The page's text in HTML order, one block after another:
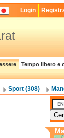
Login
Tempo libero e
Sport (308)